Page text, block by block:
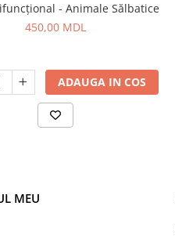
- Animale Sălbatice
450,00 MDL
ADAUGA IN COS
MEU